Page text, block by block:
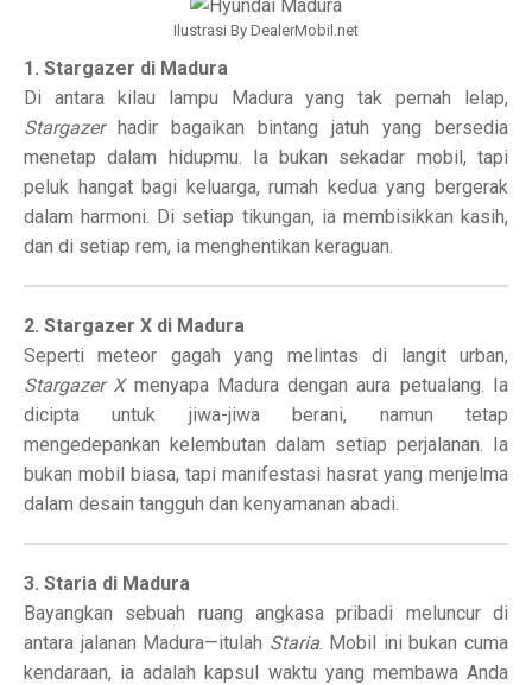
Ilustrasi By DealerMobil.net
1. Stargazer di Madura
Di antara kilau lampu Madura yang tak pernah lelap,
Stargazerhadir bagaikan bintang jatuh yang bersedia
menetap dalam hidupmu. Ia bukan sekadar mobil, tapi
peluk hangat bagi keluarga, rumah kedua yang bergerak
dalam harmoni. Di setiap tikungan, ia membisikkan kasih,
dan di setiap rem, ia menghentikan keraguan.
2. Stargazer X di Madura
Seperti meteor gagah yang melintas di langit urban,
Stargazer Xmenyapa Madura dengan aura petualang. Ia
dicipta untuk jiwa-jiwa berani, namun tetap
mengedepankan kelembutan dalam setiap perjalanan. Ia
bukan mobil biasa, tapi manifestasi hasrat yang menjelma
dalam desain tangguh dan kenyamanan abadi.
3. Staria di Madura
Bayangkan sebuah ruang angkasa pribadi meluncur di
antara jalanan Madura—itulah Staria. Mobil ini bukan cuma
kendaraan, ia adalah kapsul waktu yang membawa Anda